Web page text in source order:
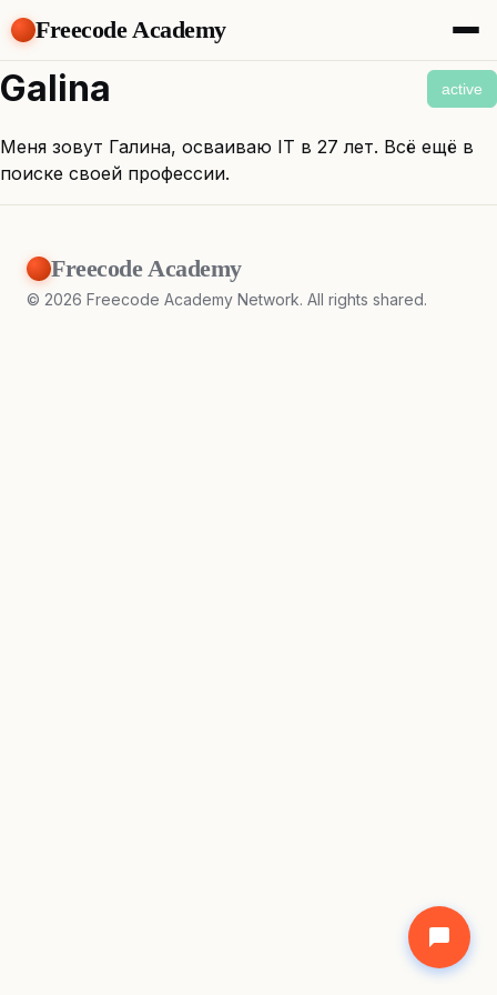
Freecode Academy
About
Members
Offers
Projects
Tasks
Get Access
Galina active
Меня зовут Галина, осваиваю IT в 27 лет. Всё ещё в
поиске своей профессии.
Freecode Academy
© 2026 Freecode Academy Network. All rights shared.